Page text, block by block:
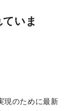
いま
現のために最新